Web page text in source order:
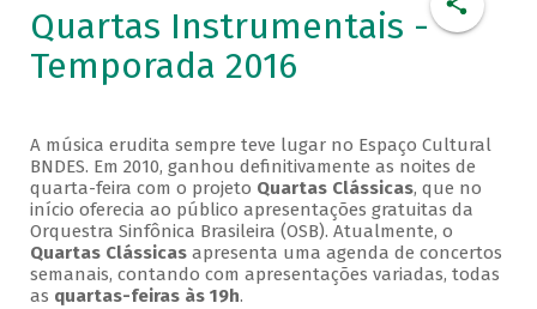
Quartas Instrumentais -
Temporada 2016
A música erudita sempre teve lugar no Espaço Cultural
BNDES. Em 2010, ganhou definitivamente as noites de
quarta-feira com o projeto Quartas Clássicas, que no
início oferecia ao público apresentações gratuitas da
Orquestra Sinfônica Brasileira (OSB). Atualmente, o
Quartas Clássicasapresenta uma agenda de concertos
semanais, contando com apresentações variadas, todas
as quartas-feiras às 19h.